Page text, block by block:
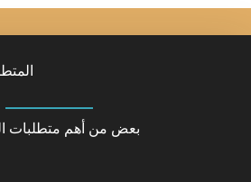
أهم متطلبات التطبيق.